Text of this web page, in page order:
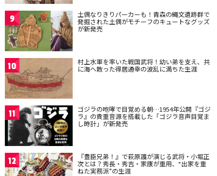
9 土偶なりきりパーカーも！青森の縄文遺跡群で
発掘された土偶がモチーフのキュートなグッズ
が新発売
10 村上水軍を率いた戦国武将！幼い弟を支え、共
に海へ散った得居通幸の波乱に満ちた生涯
11 ゴジラの咆哮で目覚める朝…1954年公開『ゴジ
ラ』の貴重音源を搭載した「ゴジラ音声目覚ま
し時計」が新発売
12 『豊臣兄弟！』で萩原護が演じる武将・小堀正
次とは？秀長・秀吉・家康が重用、“出家を重
ねた実務派”の生涯